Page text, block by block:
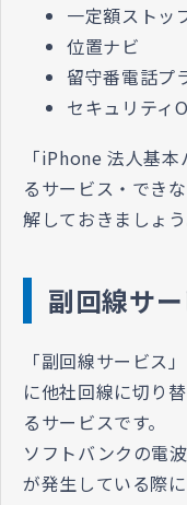
一定額ストッ
位置ナビ
留守番電話プ
セキュリティ
「iPhone 法人基
るサービス・でき
解しておきましょう
副回線サ
「副回線サービス
に他社回線に切り
るサービスです。
ソフトバンクの電
が発生している際